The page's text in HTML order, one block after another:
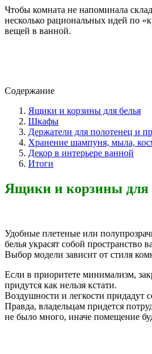
Чтобы комната не напоминала
несколько рациональных идей по
вещей в ванной.
Содержание
Ящики и корзины для белья
Шкафы
Держатели для полотенец и
Хранение шампуня, мыла,
Декор в интерьере ванной
Итоги
Ящики и корзины для
Удобные плетеные или
белья украсят собой пространство
Выбор модели зависит от стиля
Если в приоритете минимализм,
придутся как нельзя кстати.
Воздушности и легкости придадут
Правда, владельцам придется
не было много, иначе помещение